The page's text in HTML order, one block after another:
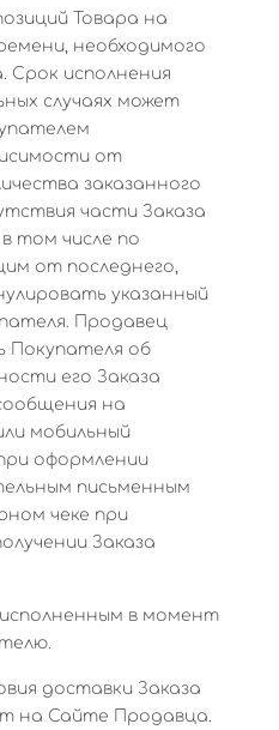
Товара на
необходимого
Срок исполнения
случаях может
от
заказанного
части Заказа
том числе по
от последнего,
указанный
Продавец
Покупателя об
его Заказа
на
мобильный
оформлении
письменным
чеке при
Заказа
исполненным в момент
доставки Заказа
на Сайте Продавца.